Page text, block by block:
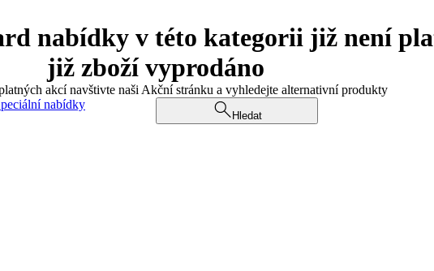
nabídky v této kategorii již není
již zboží vyprodáno
akcí navštivte naši Akční stránku a vyhledejte alternativní produkty
nabídky
Hledat